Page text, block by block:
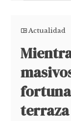
Actualidad